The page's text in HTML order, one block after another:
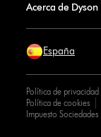
Acerca de Dyson
España
Política de privacidad
Política de cookies
Impuesto Sociedades